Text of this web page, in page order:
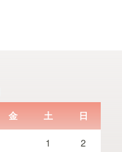
金 土 日
1 2